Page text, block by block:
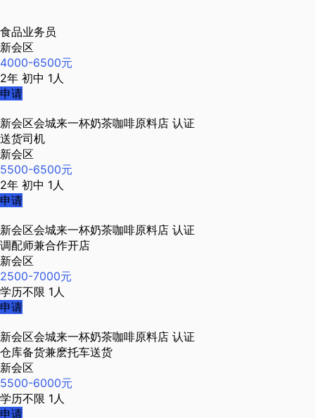
食品业务员
新会区
4000-6500元
2年 初中 1人
申请
新会区会城来一杯奶茶咖啡原料店 认证
送货司机
新会区
5500-6500元
2年 初中 1人
申请
新会区会城来一杯奶茶咖啡原料店 认证
调配师兼合作开店
新会区
2500-7000元
学历不限 1人
申请
新会区会城来一杯奶茶咖啡原料店 认证
仓库备货兼麽托车送货
新会区
5500-6000元
学历不限 1人
申请